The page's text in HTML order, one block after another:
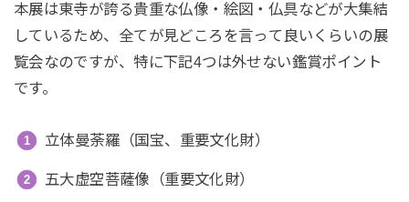
本展は東寺が誇る貴重な仏像・絵図・仏具などが大集結
しているため、全てが見どころを言って良いくらいの展
覧会なのですが、特に下記4つは外せない鑑賞ポイント
です。
立体曼荼羅（国宝、重要文化財）
五大虚空菩薩像（重要文化財）